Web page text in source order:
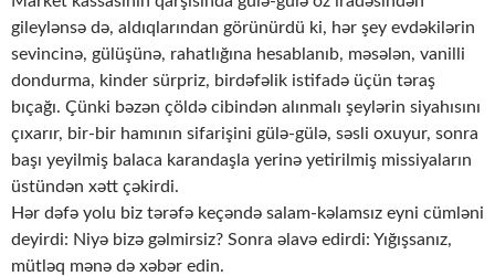
gileylənsə də, aldıqlarından görünürdü ki, hər şey evdəkilərin
sevincinə, gülüşünə, rahatlığına hesablanıb, məsələn, vanilli
dondurma, kinder sürpriz, birdəfəlik istifadə üçün təraş
bıçağı. Çünki bəzən çöldə cibindən alınmalı şeylərin siyahısını
çıxarır, bir-bir hamının sifarişini gülə-gülə, səsli oxuyur, sonra
başı yeyilmiş balaca karandaşla yerinə yetirilmiş missiyaların
üstündən xətt çəkirdi.
Hər dəfə yolu biz tərəfə keçəndə salam-kəlamsız eyni cümləni
deyirdi: Niyə bizə gəlmirsiz? Sonra əlavə edirdi: Yığışsanız,
mütləq mənə də xəbər edin.